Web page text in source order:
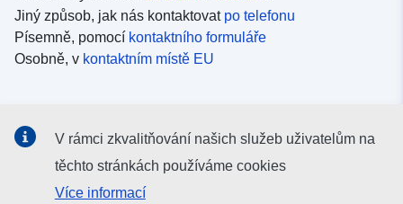
Jiný způsob, jak nás kontaktovat po telefonu
Písemně, pomocí kontaktního formuláře
Osobně, v kontaktním místě EU
Vyhledávání informačních kanálů EU vsociálních médiích
V rámci zkvalitňování našich služeb uživatelům na
těchto stránkách používáme cookies
Více informací